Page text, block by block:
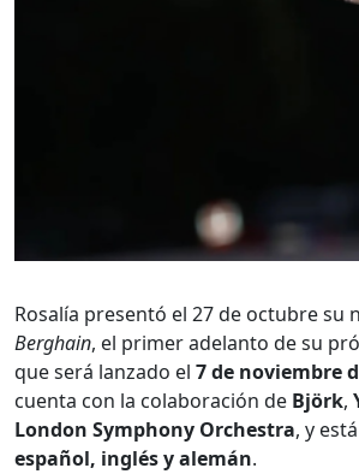
Rosalía presentó el 27 de octubre su
Berghain, el primer adelanto de su
que será lanzado el 7 de noviembre
cuenta con la colaboración de Björk,
London Symphony Orchestra, y
español, inglés y alemán.